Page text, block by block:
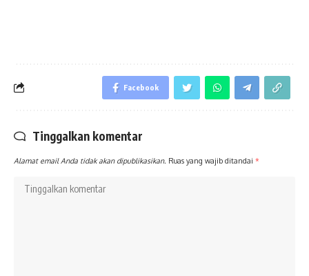
Facebook
Tinggalkan komentar
Alamat email Anda tidak akan dipublikasikan. Ruas yang wajib ditandai *